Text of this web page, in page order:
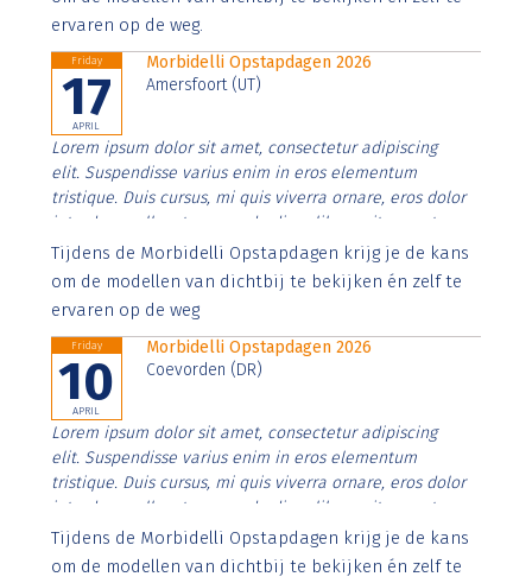
ervaren op de weg.
Friday
17
APRIL
Morbidelli Opstapdagen 2026
Amersfoort (UT)
Lorem ipsum dolor sit amet, consectetur adipiscing
elit. Suspendisse varius enim in eros elementum
tristique. Duis cursus, mi quis viverra ornare, eros dolor
interdum nulla, ut commodo diam libero vitae erat.
Aenean faucibus nibh et justo cursus id rutrum lorem
imperdiet. Nunc ut sem vitae risus tristique posuere.
Tijdens de Morbidelli Opstapdagen krijg je de kans
om de modellen van dichtbij te bekijken én zelf te
ervaren op de weg
Friday
10
APRIL
Morbidelli Opstapdagen 2026
Coevorden (DR)
Lorem ipsum dolor sit amet, consectetur adipiscing
elit. Suspendisse varius enim in eros elementum
tristique. Duis cursus, mi quis viverra ornare, eros dolor
interdum nulla, ut commodo diam libero vitae erat.
Aenean faucibus nibh et justo cursus id rutrum lorem
imperdiet. Nunc ut sem vitae risus tristique posuere.
Tijdens de Morbidelli Opstapdagen krijg je de kans
om de modellen van dichtbij te bekijken én zelf te